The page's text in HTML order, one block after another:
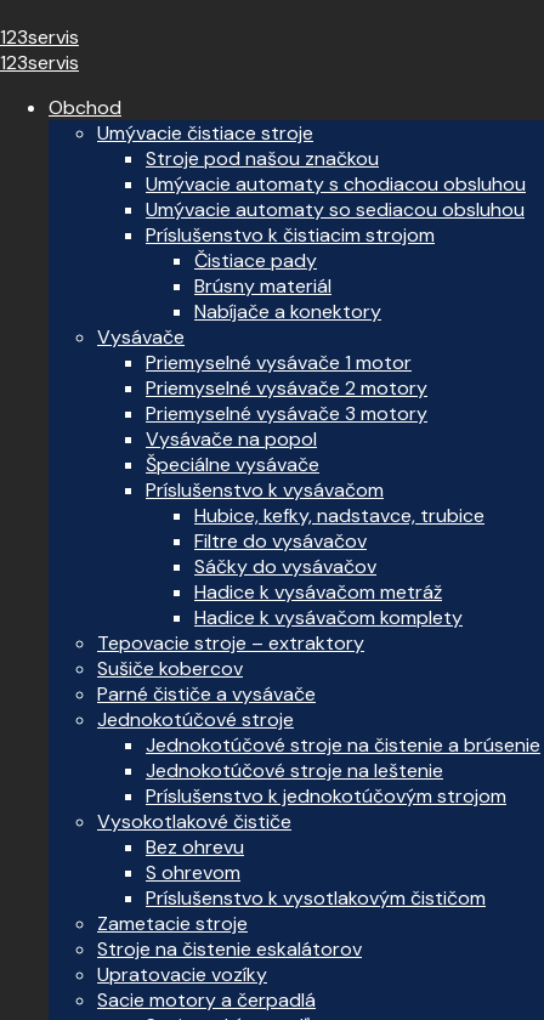
123servis
123servis
Obchod
Umývacie čistiace stroje
Stroje pod našou značkou
Umývacie automaty s chodiacou obsluhou
Umývacie automaty so sediacou obsluhou
Príslušenstvo k čistiacim strojom
Čistiace pady
Brúsny materiál
Nabíjače a konektory
Vysávače
Priemyselné vysávače 1 motor
Priemyselné vysávače 2 motory
Priemyselné vysávače 3 motory
Vysávače na popol
Špeciálne vysávače
Príslušenstvo k vysávačom
Hubice, kefky, nadstavce, trubice
Filtre do vysávačov
Sáčky do vysávačov
Hadice k vysávačom metráž
Hadice k vysávačom komplety
Tepovacie stroje – extraktory
Sušiče kobercov
Parné čističe a vysávače
Jednokotúčové stroje
Jednokotúčové stroje na čistenie a brúsenie
Jednokotúčové stroje na leštenie
Príslušenstvo k jednokotúčovým strojom
Vysokotlakové čističe
Bez ohrevu
S ohrevom
Príslušenstvo k vysotlakovým čističom
Zametacie stroje
Stroje na čistenie eskalátorov
Upratovacie vozíky
Sacie motory a čerpadlá